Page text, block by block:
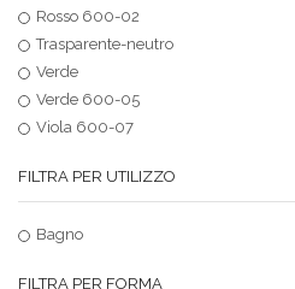
Rosso 600-02
Trasparente-neutro
Verde
Verde 600-05
Viola 600-07
FILTRA PER UTILIZZO
Bagno
FILTRA PER FORMA